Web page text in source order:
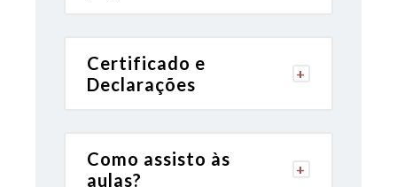
Certificado e
Declarações
Como assisto às
aulas?